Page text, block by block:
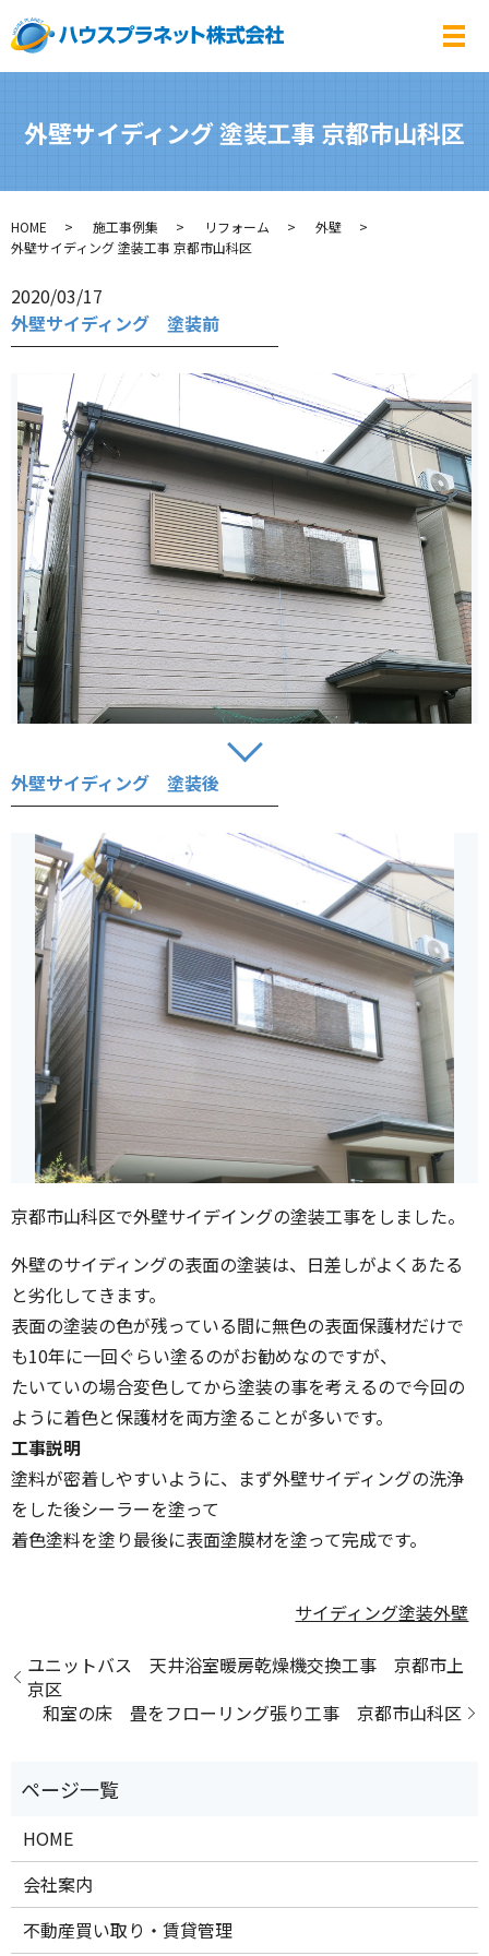
メ
外壁サイディング 塗装工事 京都市山科区
HOME 施工事例集 リフォーム
外壁
外壁サイディング 塗装工事 京都市山科区
2020/03/17
外壁サイディング 塗装前
外壁サイディング 塗装後
京都市山科区で外壁サイデイングの塗装工事をしました。
外壁のサイディングの表面の塗装は、日差しがよくあたる
と劣化してきます。
表面の塗装の色が残っている間に無色の表面保護材だけで
も10年に一回ぐらい塗るのがお勧めなのですが、
たいていの場合変色してから塗装の事を考えるので今回の
ように着色と保護材を両方塗ることが多いです。
工事説明
塗料が密着しやすいように、まず外壁サイディングの洗浄
をした後シーラーを塗って
着色塗料を塗り最後に表面塗膜材を塗って完成です。
サイディング塗装外壁
ユニットバス 天井浴室暖房乾燥機交換工事 京都市上
京区
和室の床 畳をフローリング張り工事 京都市山科区
HOME
会社案内
不動産買い取り・賃貸管理